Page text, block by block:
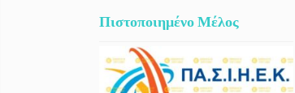
Πιστοποιημένο Μέλος